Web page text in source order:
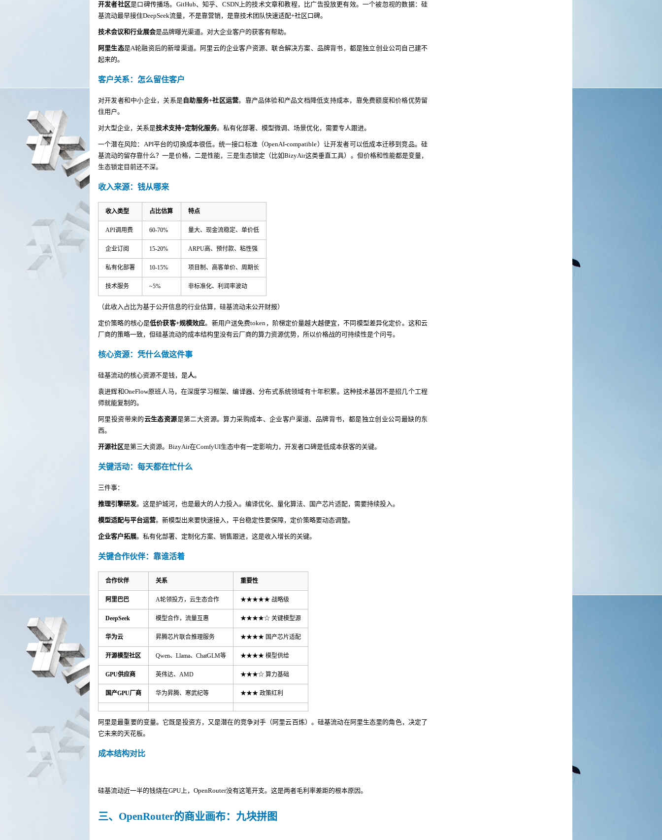
开发者社区是口碑传播场。GitHub、知乎、CSDN上的技术文章和教程，比广告投放更有效。一个被忽视的数据：硅
基流动最早接住DeepSeek流量，不是靠营销，是靠技术团队快速适配+社区口碑。
技术会议和行业展会是品牌曝光渠道。对大企业客户的获客有帮助。
阿里生态是A轮融资后的新增渠道。阿里云的企业客户资源、联合解决方案、品牌背书，都是独立创业公司自己建不
起来的。
客户关系：怎么留住客户
对开发者和中小企业，关系是自助服务+社区运营。靠产品体验和产品文档降低支持成本，靠免费额度和价格优势留
住用户。
对大型企业，关系是技术支持+定制化服务。私有化部署、模型微调、场景优化，需要专人跟进。
一个潜在风险：API平台的切换成本很低。统一接口标准（OpenAI-compatible）让开发者可以低成本迁移到竞品。硅
基流动的留存靠什么？一是价格，二是性能，三是生态锁定（比如BizyAir这类垂直工具）。但价格和性能都是变量，
生态锁定目前还不深。
收入来源：钱从哪来
收入类型 占比估算 特点
API调用费 60-70% 量大、现金流稳定、单价低
企业订阅 15-20% ARPU高、预付款、粘性强
私有化部署 10-15% 项目制、高客单价、周期长
技术服务 ~5% 非标准化、利润率波动
（此收入占比为基于公开信息的行业估算，硅基流动未公开财报）
定价策略的核心是低价获客+规模效应。新用户送免费token，阶梯定价量越大越便宜，不同模型差异化定价。这和云
厂商的策略一致，但硅基流动的成本结构里没有云厂商的算力资源优势，所以价格战的可持续性是个问号。
核心资源：凭什么做这件事
硅基流动的核心资源不是钱，是人。
袁进辉和OneFlow原班人马，在深度学习框架、编译器、分布式系统领域有十年积累。这种技术基因不是招几个工程
师就能复制的。
阿里投资带来的云生态资源是第二大资源。算力采购成本、企业客户渠道、品牌背书，都是独立创业公司最缺的东
西。
开源社区是第三大资源。BizyAir在ComfyUI生态中有一定影响力，开发者口碑是低成本获客的关键。
关键活动：每天都在忙什么
三件事：
推理引擎研发。这是护城河，也是最大的人力投入。编译优化、量化算法、国产芯片适配，需要持续投入。
模型适配与平台运营。新模型出来要快速接入，平台稳定性要保障，定价策略要动态调整。
企业客户拓展。私有化部署、定制化方案、销售跟进，这是收入增长的关键。
关键合作伙伴：靠谁活着
合作伙伴 关系 重要性
阿里巴巴 A轮领投方，云生态合作 ★★★★★ 战略级
DeepSeek 模型合作，流量互惠 ★★★★☆ 关键模型源
华为云 昇腾芯片联合推理服务 ★★★★ 国产芯片适配
开源模型社区 Qwen、Llama、ChatGLM等 ★★★★ 模型供给
GPU供应商 英伟达、AMD ★★★☆ 算力基础
国产GPU厂商 华为昇腾、寒武纪等 ★★★ 政策红利
阿里是最重要的变量。它既是投资方，又是潜在的竞争对手（阿里云百炼）。硅基流动在阿里生态里的角色，决定了
它未来的天花板。
成本结构对比
硅基流动近一半的钱烧在GPU上，OpenRouter没有这笔开支。这是两者毛利率差距的根本原因。
三、OpenRouter的商业画布：九块拼图